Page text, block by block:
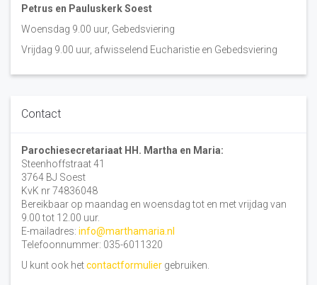
Petrus en Pauluskerk Soest
Woensdag 9.00 uur, Gebedsviering
Vrijdag 9.00 uur, afwisselend Eucharistie en Gebedsviering
Contact
Parochiesecretariaat HH. Martha en Maria:
Steenhoffstraat 41
3764 BJ Soest
KvK nr 74836048
Bereikbaar op maandag en woensdag tot en met vrijdag van
9.00 tot 12.00 uur.
E-mailadres: info@marthamaria.nl
Telefoonnummer: 035-6011320
U kunt ook hetcontactformulier gebruiken.